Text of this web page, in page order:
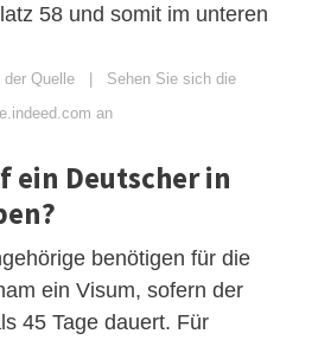
58 und somit im unteren
Quelle | Sehen Sie sich die
an
ein Deutscher in
benötigen für die
ein Visum, sofern der
45 Tage dauert. Für